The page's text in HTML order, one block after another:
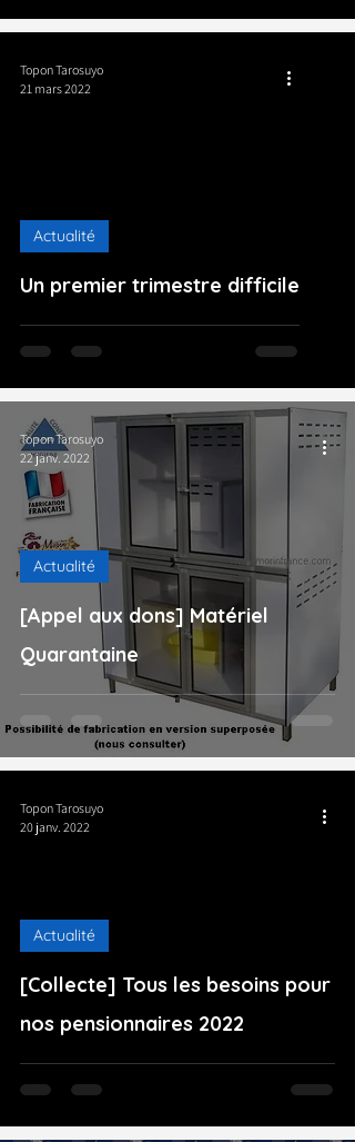
Un premier trimestre difficile
Actualité
Topon Tarosuyo
21 mars 2022
[Appel aux dons] Matériel
Quarantaine
Actualité
Topon Tarosuyo
22 janv. 2022
[Collecte] Tous les besoins pour
nos pensionnaires 2022
Actualité
Topon Tarosuyo
20 janv. 2022